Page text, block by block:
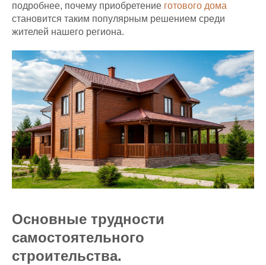
подробнее, почему приобретение готового дома
становится таким популярным решением среди
жителей нашего региона.
Основные трудности
самостоятельного
строительства.